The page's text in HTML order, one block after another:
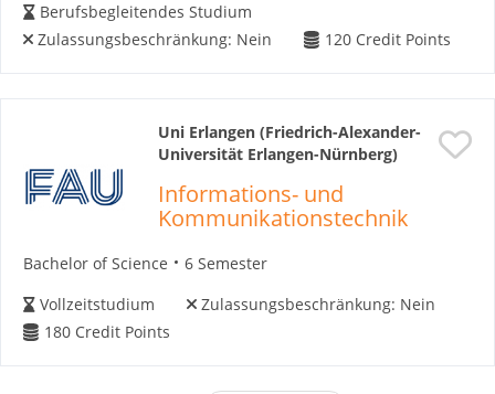
Berufsbegleitendes Studium
Zulassungsbeschränkung: Nein 120 Credit Points
Uni Erlangen (Friedrich-Alexander-
Universität Erlangen-Nürnberg)
Informations- und
Kommunikationstechnik
Bachelor of Science
6 Semester
Vollzeitstudium
Zulassungsbeschränkung: Nein
180 Credit Points